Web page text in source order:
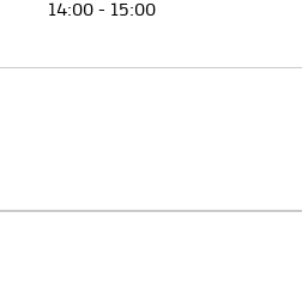
14:00 - 15:00